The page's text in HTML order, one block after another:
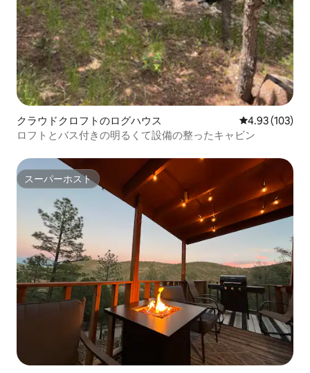
クラウドクロフトのログハウス レビュー103
4.93 (103)
ロフトとバス付きの明るくて設備の整ったキャビン
スーパーホスト
スーパーホスト